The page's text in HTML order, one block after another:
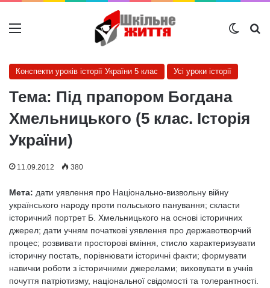
Меню
Конспекти уроків історії України 5 клас Усі уроки історії
Тема: Під прапором Богдана
Хмельницького (5 клас. Історія
України)
11.09.2012 380
Мета: дати уявлення про Національно-визвольну війну
українського народу проти польського панування; скласти
історичний портрет Б. Хмельницького на основі історичних
джерел; дати учням початкові уявлення про державотворчий
процес; розвивати просторові вміння, стисло характеризувати
історичну постать, порівнювати історичні факти; формувати
навички роботи з історичними джерелами; виховувати в учнів
почуття патріотизму, національної свідомості та толерантності.